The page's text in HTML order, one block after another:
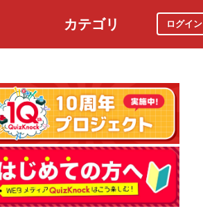
カテゴリ ログイン